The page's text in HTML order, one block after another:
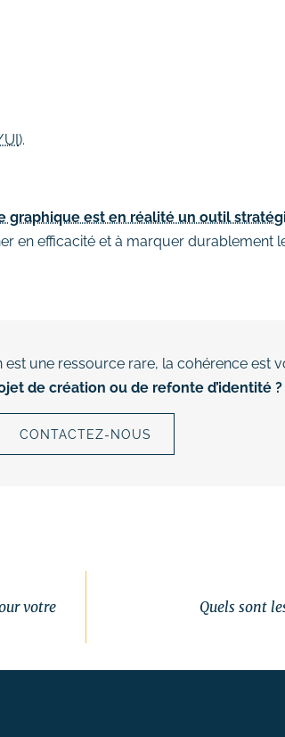
).
graphique est en réalité un outil
en efficacité et à marquer durablement
est une ressource rare, la cohérence est
de création ou de refonte d’identité ?
CONTACTEZ-NOUS
votre
Quels sont